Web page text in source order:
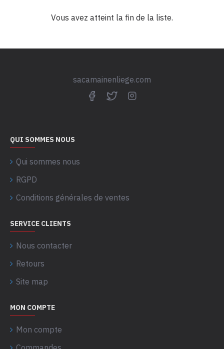
Vous avez atteint la fin de la liste.
sacamainenliege.com
QUI SOMMES NOUS
Qui sommes nous
RGPD
Conditions générales de ventes
SERVICE CLIENTS
Nous contacter
Retours
Site map
MON COMPTE
Mon compte